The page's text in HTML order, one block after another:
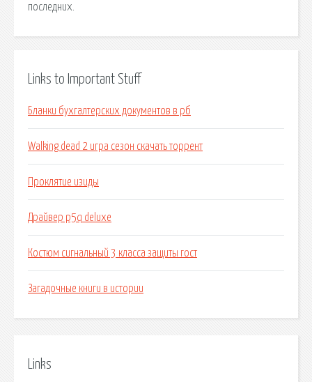
последних.
Links to Important Stuff
Бланки бухгалтерских документов в рб
Walking dead 2 игра сезон скачать торрент
Проклятие изиды
Драйвер p5q deluxe
Костюм сигнальный 3 класса защиты гост
Загадочные книги в истории
Links